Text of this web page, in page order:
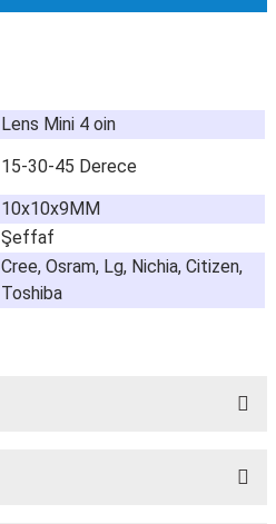
Lens Mini 4 oin
15-30-45 Derece
10x10x9MM
Şeffaf
Cree, Osram, Lg, Nichia, Citizen,
Toshiba